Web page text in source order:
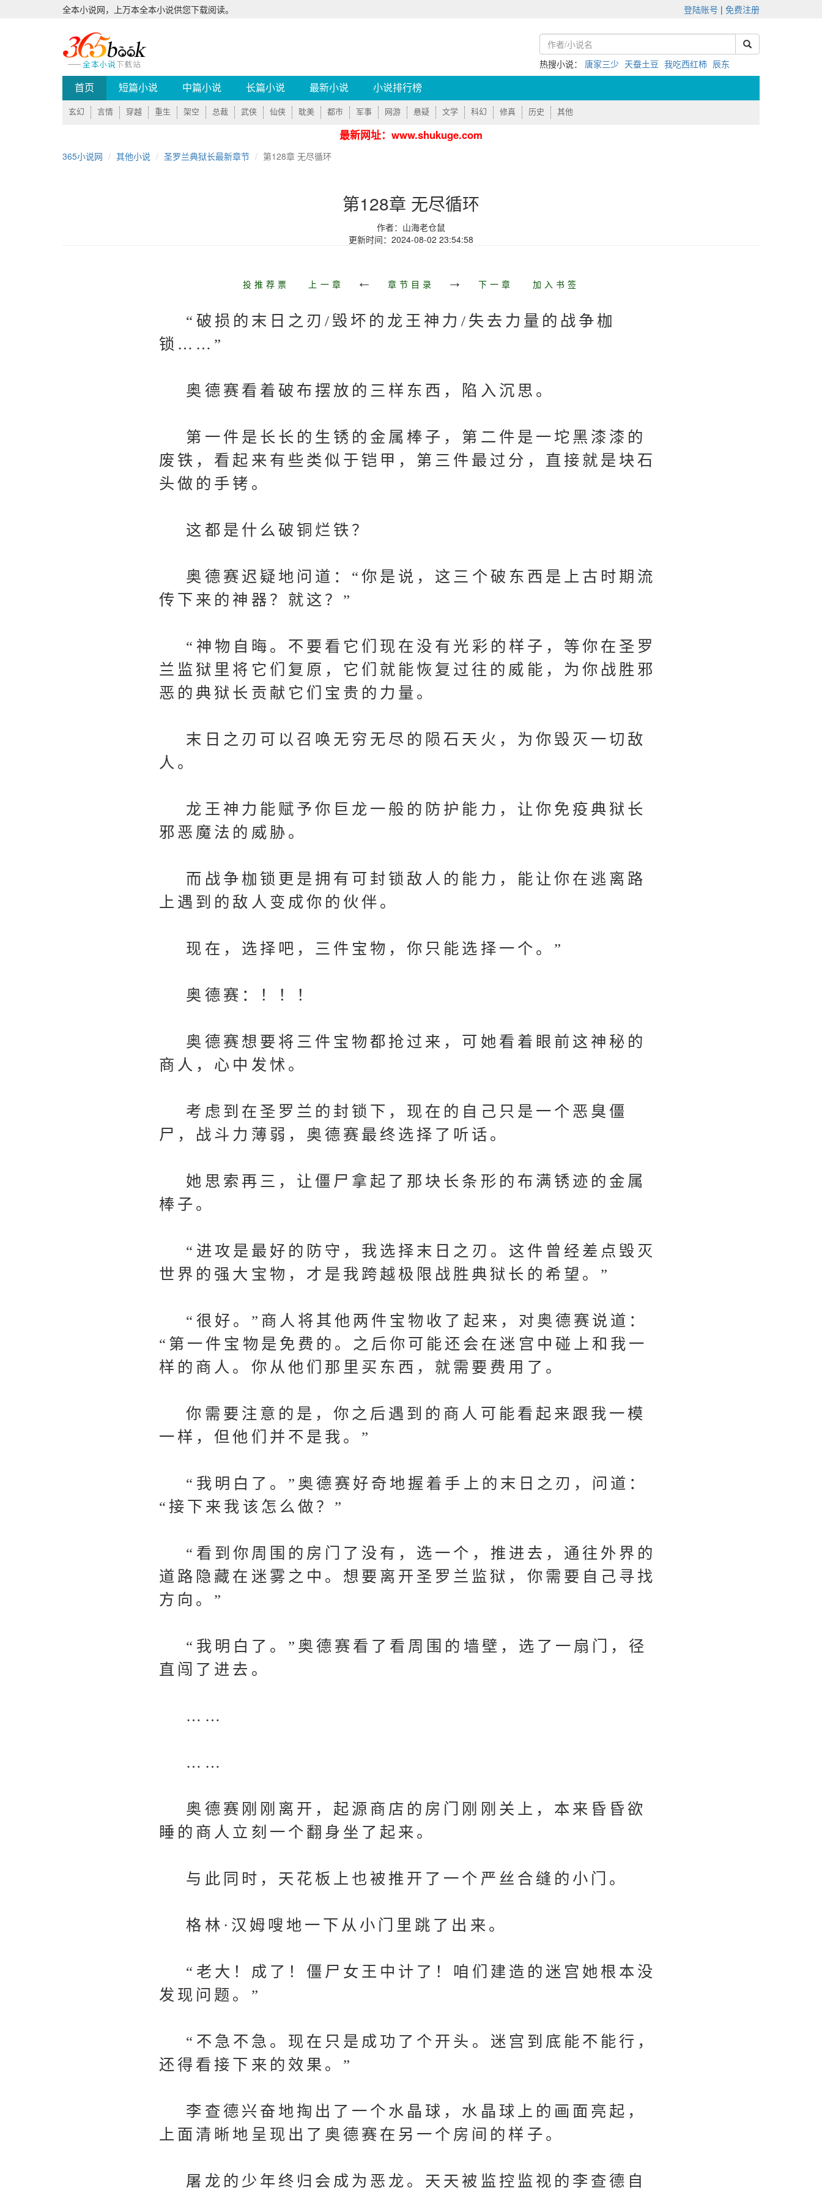
全本小说网，上万本全本小说供您下载阅读。 登陆账号 | 免费注册
热搜小说： 唐家三少 天蚕土豆 我吃西红柿 辰东
首页 短篇小说 中篇小说 长篇小说 最新小说 小说排行榜
玄幻 言情 穿越 重生 架空 总裁 武侠 仙侠 耽美 都市 军事 网游 悬疑 文学 科幻 修真 历史 其他
最新网址：www.shukuge.com
365小说网 其他小说 圣罗兰典狱长最新章节 第128章 无尽循环
第128章 无尽循环
作者：山海老仓鼠
更新时间：2024-08-02 23:54:58
投推荐票 上一章 ← 章节目录 → 下一章 加入书签
“破损的末日之刃/毁坏的龙王神力/失去力量的战争枷
锁……”
奥德赛看着破布摆放的三样东西，陷入沉思。
第一件是长长的生锈的金属棒子，第二件是一坨黑漆漆的
废铁，看起来有些类似于铠甲，第三件最过分，直接就是块石
头做的手铐。
这都是什么破铜烂铁？
奥德赛迟疑地问道：“你是说，这三个破东西是上古时期流
传下来的神器？就这？”
“神物自晦。不要看它们现在没有光彩的样子，等你在圣罗
兰监狱里将它们复原，它们就能恢复过往的威能，为你战胜邪
恶的典狱长贡献它们宝贵的力量。
末日之刃可以召唤无穷无尽的陨石天火，为你毁灭一切敌
人。
龙王神力能赋予你巨龙一般的防护能力，让你免疫典狱长
邪恶魔法的威胁。
而战争枷锁更是拥有可封锁敌人的能力，能让你在逃离路
上遇到的敌人变成你的伙伴。
现在，选择吧，三件宝物，你只能选择一个。”
奥德赛：！！！
奥德赛想要将三件宝物都抢过来，可她看着眼前这神秘的
商人，心中发怵。
考虑到在圣罗兰的封锁下，现在的自己只是一个恶臭僵
尸，战斗力薄弱，奥德赛最终选择了听话。
她思索再三，让僵尸拿起了那块长条形的布满锈迹的金属
棒子。
“进攻是最好的防守，我选择末日之刃。这件曾经差点毁灭
世界的强大宝物，才是我跨越极限战胜典狱长的希望。”
“很好。”商人将其他两件宝物收了起来，对奥德赛说道：
“第一件宝物是免费的。之后你可能还会在迷宫中碰上和我一
样的商人。你从他们那里买东西，就需要费用了。
你需要注意的是，你之后遇到的商人可能看起来跟我一模
一样，但他们并不是我。”
“我明白了。”奥德赛好奇地握着手上的末日之刃，问道：
“接下来我该怎么做？”
“看到你周围的房门了没有，选一个，推进去，通往外界的
道路隐藏在迷雾之中。想要离开圣罗兰监狱，你需要自己寻找
方向。”
“我明白了。”奥德赛看了看周围的墙壁，选了一扇门，径
直闯了进去。
……
……
奥德赛刚刚离开，起源商店的房门刚刚关上，本来昏昏欲
睡的商人立刻一个翻身坐了起来。
与此同时，天花板上也被推开了一个严丝合缝的小门。
格林·汉姆嗖地一下从小门里跳了出来。
“老大！成了！僵尸女王中计了！咱们建造的迷宫她根本没
发现问题。”
“不急不急。现在只是成功了个开头。迷宫到底能不能行，
还得看接下来的效果。”
李查德兴奋地掏出了一个水晶球，水晶球上的画面亮起，
上面清晰地呈现出了奥德赛在另一个房间的样子。
屠龙的少年终归会成为恶龙。天天被监控监视的李查德自